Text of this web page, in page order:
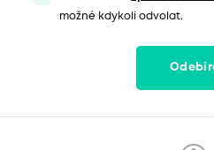
možné kdykoli odvolat.